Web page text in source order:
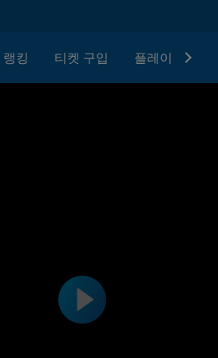
랭킹 티켓 구입 플레이